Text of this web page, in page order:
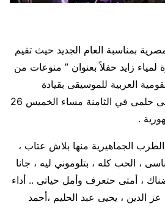
بمناسبة العام الجديد حيث تقيم
لمياء زايد حفلاً بعنوان ” منوعات من
العربية للموسيقى بقيادة
المايسترو الدكتور مصطفى حلمى في الثامنة مساء الخميس 26
.
الجماهيرية منها بلاش عتاب ،
، الحب كله ، بتلوموني ليه ، جانا
، أمتى حتعرف وأمل حياتى .. أداء
عز الدين ، يحيى عبد الحليم ،أحمد